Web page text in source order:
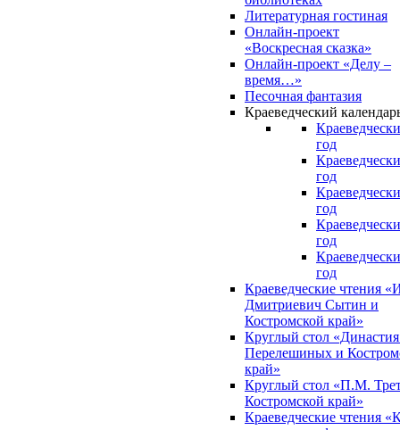
Литературная гостиная
Онлайн-проект
«Воскресная сказка»
Онлайн-проект «Делу –
время…»
Песочная фантазия
Краеведческий
год
год
год
год
год
Краеведческие чтения
Дмитриевич Сытин и
Костромской край»
Круглый стол
Перелешиных и
край»
Круглый стол «П.М.
Костромской край»
Краеведческие чтения